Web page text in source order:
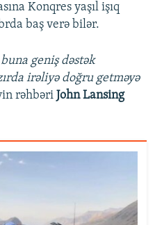
Konqres yaşıl işıq
baş verə bilər.
geniş dəstək
irəliyə doğru getməyə
rəhbəri John Lansing